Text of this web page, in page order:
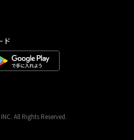
ド
All Rights Reserved.